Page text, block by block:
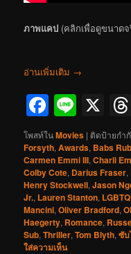
ภาพแคป (คลิกเพื่อดูขนาดจ
อ่านเพิ่มเติม →
Line
X
โพสท์ในMovies | ติดป้ายกำ
Forsyth,Awards, Babs
Carmen Emmi III,Charli
Colby Cote, Darius Fraser,
Henry Stockwell,Jason
Jr., Lauren Stanton, LGBTQ
Mancini,Oliver Bradford,
Haegerty, Romance,
Sub,Thriller,Tom Blyth,ซับ
ใส่ความเห็น